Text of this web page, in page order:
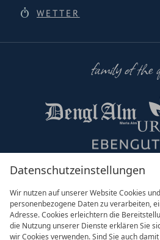
Datenschutzeinstellungen
Wir nutzen auf unserer Website Cookies
personenbezogene Daten zu verarbeiten,
Adresse. Cookies erleichtern die
die Nutzung unserer Dienste erklären Sie
wir Cookies verwenden. Sind Sie auch
WETTER
family of the